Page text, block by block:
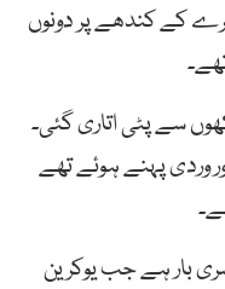
کے کندھے پر دونوں
سے پٹی اتاری گئی۔
وردی پہنے ہوئے تھے
بار ہے جب یوکرین